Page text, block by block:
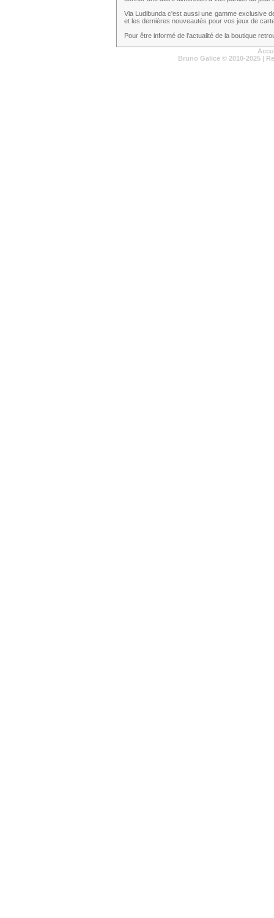
Via Ludibunda c'est aussi une gamme exclusive
et les dernières nouveautés pour vos jeux de
Pour être informé de l'actualité de la boutique
Bruno Galice © 2010-2025 |